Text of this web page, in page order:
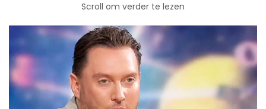
Scroll om verder te lezen